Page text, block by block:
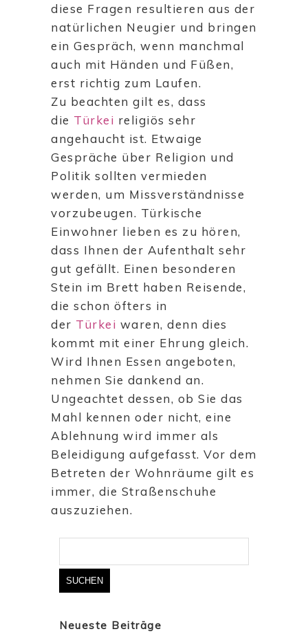
diese Fragen resultieren aus der
natürlichen Neugier und bringen
ein Gespräch, wenn manchmal
auch mit Händen und Füßen,
erst richtig zum Laufen.
Zu beachten gilt es, dass
die Türkei religiös sehr
angehaucht ist. Etwaige
Gespräche über Religion und
Politik sollten vermieden
werden, um Missverständnisse
vorzubeugen. Türkische
Einwohner lieben es zu hören,
dass Ihnen der Aufenthalt sehr
gut gefällt. Einen besonderen
Stein im Brett haben Reisende,
die schon öfters in
der Türkei waren, denn dies
kommt mit einer Ehrung gleich.
Wird Ihnen Essen angeboten,
nehmen Sie dankend an.
Ungeachtet dessen, ob Sie das
Mahl kennen oder nicht, eine
Ablehnung wird immer als
Beleidigung aufgefasst. Vor dem
Betreten der Wohnräume gilt es
immer, die Straßenschuhe
auszuziehen.
Suchen
Neueste Beiträge